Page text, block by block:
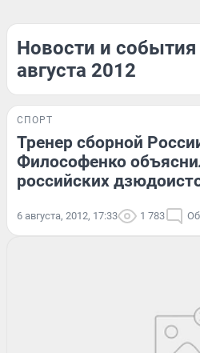
Новости и события
августа 2012
СПОРТ
Тренер сборной
Философенко
российских
6 августа, 2012, 17:33 1 783